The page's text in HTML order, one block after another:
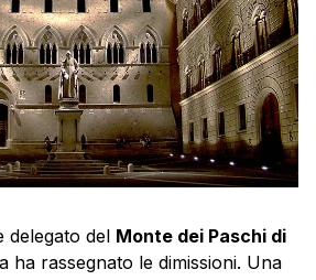
delegato del Monte dei Paschi di
ha rassegnato le dimissioni. Una